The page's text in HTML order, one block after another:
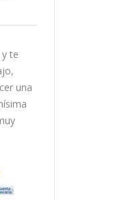
te
una